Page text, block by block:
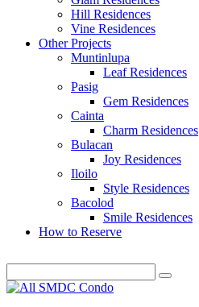
Hill Residences
Vine Residences
Other Projects
Muntinlupa
Leaf Residences
Pasig
Gem Residences
Cainta
Charm Residences
Bulacan
Joy Residences
Iloilo
Style Residences
Bacolod
Smile Residences
How to Reserve